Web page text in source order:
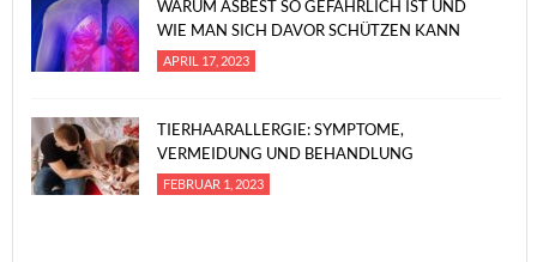
WARUM ASBEST SO GEFÄHRLICH IST UND
WIE MAN SICH DAVOR SCHÜTZEN KANN
APRIL 17, 2023
TIERHAARALLERGIE: SYMPTOME,
VERMEIDUNG UND BEHANDLUNG
FEBRUAR 1, 2023